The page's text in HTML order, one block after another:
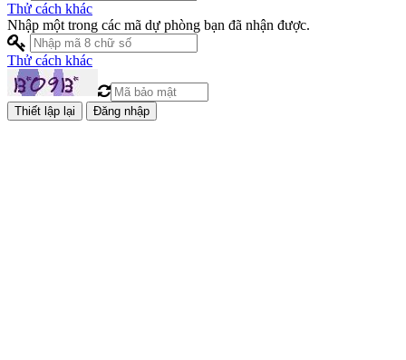
Thử cách khác
Nhập một trong các mã dự phòng bạn đã nhận được.
Thử cách khác
Đăng nhập